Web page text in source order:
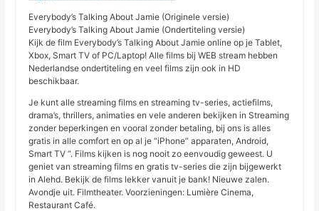
Everybody’s Talking About Jamie (Originele versie)
Everybody’s Talking About Jamie (Ondertiteling versie)
Kijk de film Everybody’s Talking About Jamie online op je Tablet,
Xbox, Smart TV of PC/Laptop! Alle films bij WEB stream hebben
Nederlandse ondertiteling en veel films zijn ook in HD
beschikbaar.
Je kunt alle streaming films en streaming tv-series, actiefilms,
drama’s, thrillers, animaties en vele anderen bekijken in Streaming
zonder beperkingen en vooral zonder betaling, bij ons is alles
gratis in alle comfort en op al je “iPhone” apparaten, Android,
Smart TV “. Films kijken is nog nooit zo eenvoudig geweest. U
geniet van streaming films en gratis tv-series die zijn bijgewerkt
in Alehd. Bekijk de films lekker vanuit je bank! Nieuwe zalen.
Avondje uit. Filmtheater. Voorzieningen: Lumière Cinema,
Restaurant Café.